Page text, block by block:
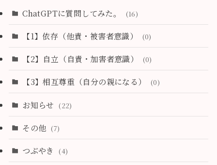
ChatGPTに質問してみた。 (16)
【1】依存（他責・被害者意識） (0)
【2】自立（自責・加害者意識） (0)
【3】相互尊重（自分の親になる） (0)
お知らせ (22)
その他 (7)
つぶやき (4)